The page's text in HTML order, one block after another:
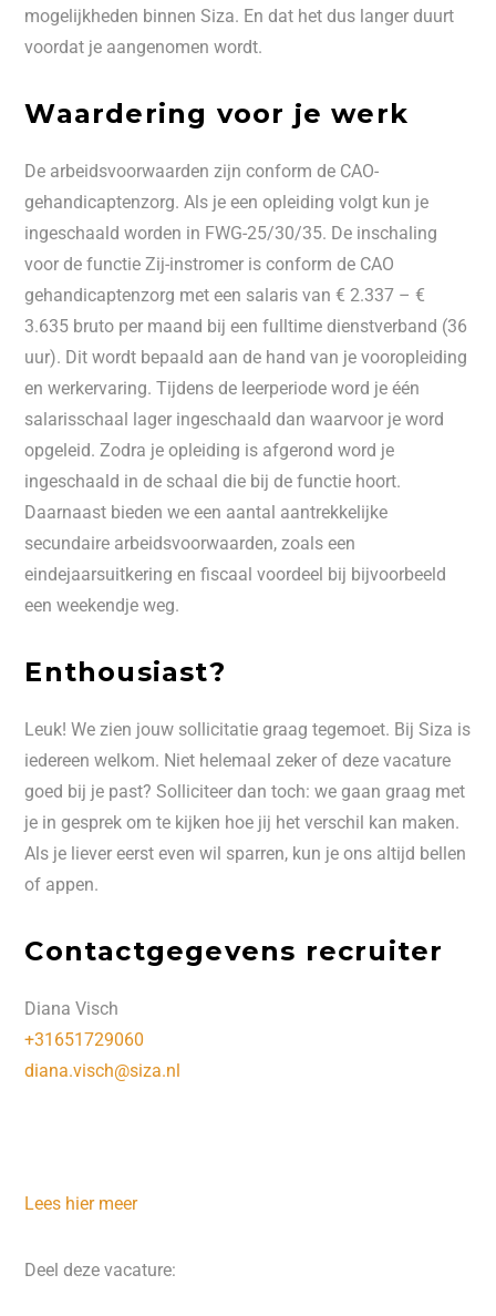
mogelijkheden binnen Siza. En dat het dus langer duurt
voordat je aangenomen wordt.
Waardering voor je werk
De arbeidsvoorwaarden zijn conform de CAO-
gehandicaptenzorg. Als je een opleiding volgt kun je
ingeschaald worden in FWG-25/30/35. De inschaling
voor de functie Zij-instromer is conform de CAO
gehandicaptenzorg met een salaris van € 2.337 – €
3.635 bruto per maand bij een fulltime dienstverband (36
uur). Dit wordt bepaald aan de hand van je vooropleiding
en werkervaring. Tijdens de leerperiode word je één
salarisschaal lager ingeschaald dan waarvoor je word
opgeleid. Zodra je opleiding is afgerond word je
ingeschaald in de schaal die bij de functie hoort.
Daarnaast bieden we een aantal aantrekkelijke
secundaire arbeidsvoorwaarden, zoals een
eindejaarsuitkering en fiscaal voordeel bij bijvoorbeeld
een weekendje weg.
Enthousiast?
Leuk! We zien jouw sollicitatie graag tegemoet. Bij Siza is
iedereen welkom. Niet helemaal zeker of deze vacature
goed bij je past? Solliciteer dan toch: we gaan graag met
je in gesprek om te kijken hoe jij het verschil kan maken.
Als je liever eerst even wil sparren, kun je ons altijd bellen
of appen.
Contactgegevens recruiter
Diana Visch
+31651729060
diana.visch@siza.nl
Lees hier meer
Deel deze vacature: